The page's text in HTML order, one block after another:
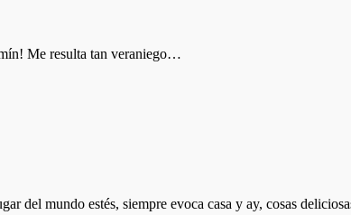
Me resulta tan veraniego…
del mundo estés, siempre evoca casa y ay, cosas